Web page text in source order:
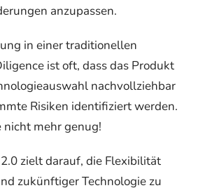
anzupassen.
in einer traditionellen
ist oft, dass das Produkt
nachvollziehbar
Risiken identifiziert werden.
mehr genug!
zielt darauf, die Flexibilität
zukünftiger Technologie zu